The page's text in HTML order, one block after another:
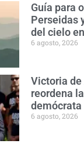
Guía para
Perseidas
del cielo
6 agosto, 2026
Victoria de
reordena
6 agosto, 2026